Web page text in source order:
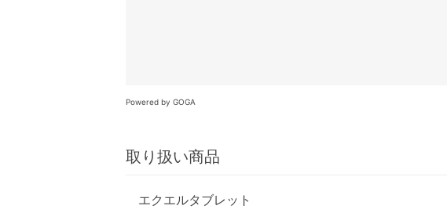
Powered by GOGA
取り扱い商品
エクエルタブレット